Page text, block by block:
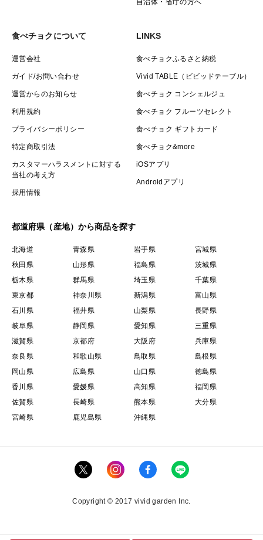
食べチョクについて
運営会社
ガイド/お問い合わせ
運営からのお知らせ
利用規約
プライバシーポリシー
特定商取引法
カスタマーハラスメントに対する
当社の考え方
採用情報
LINKS
食べチョクふるさと納税
Vivid TABLE（ビビッドテーブル）
食べチョク コンシェルジュ
食べチョク フルーツセレクト
食べチョク ギフトカード
食べチョク&more
iOSアプリ
Androidアプリ
都道府県（産地）から商品を探す
北海道 青森県 岩手県
宮城県
秋田県
山形県 福島県
茨城県
栃木県
群馬県 埼玉県
千葉県
東京都
神奈川県 新潟県
富山県
石川県
福井県 山梨県
長野県
岐阜県
静岡県 愛知県
三重県
滋賀県
京都府 大阪府
兵庫県
奈良県
和歌山県 鳥取県
島根県
岡山県
広島県 山口県
徳島県
香川県
愛媛県 高知県
福岡県
佐賀県
長崎県 熊本県
大分県
宮崎県
鹿児島県 沖縄県
Copyright © 2017 vivid garden Inc.